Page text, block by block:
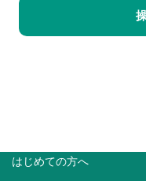
はじめての方へ